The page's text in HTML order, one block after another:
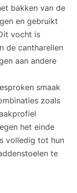
bakken van de
en gebruikt
vocht is
de cantharellen
aan andere
smaak
zoals
het einde
volledig tot hun
te